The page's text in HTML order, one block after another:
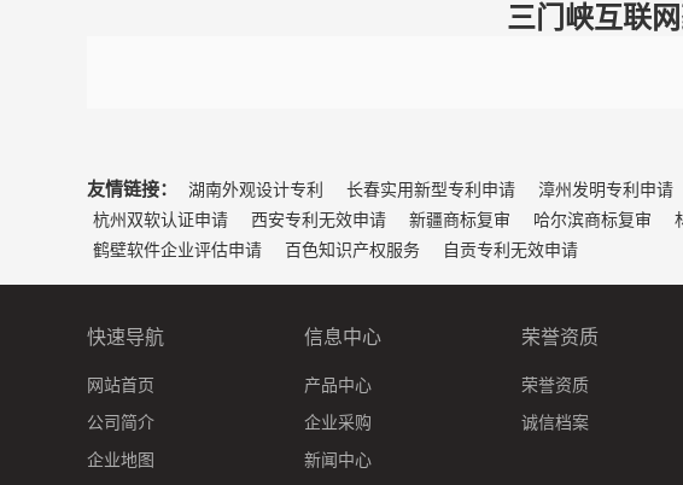
三门峡互联
友情链接： 湖南外观设计专利 长春实用新型专利申请 漳州发明专利申请
杭州双软认证申请
西安专利无效申请 新疆商标复审 哈尔滨商标复审
鹤壁软件企业评估申请
百色知识产权服务 自贡专利无效申请
快速导航
网站首页
公司简介
企业地图
信息中心
产品中心
企业采购
新闻中心
荣誉资质
荣誉资质
诚信档案